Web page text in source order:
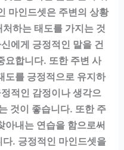
마인드셋은 주변의 상황
하는 태도를 가지는 것
에게 긍정적인 말을 건
요합니다. 또한 주변 사
도를 긍정적으로 유지하
적인 감정이나 생각으
것이 좋습니다. 또한 주
아내는 연습을 함으로써
. 긍정적인 마인드셋을